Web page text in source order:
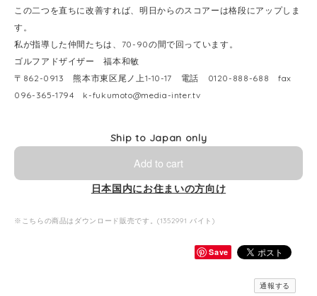
この二つを直ちに改善すれば、明日からのスコアーは格段にアップしま
す。
私が指導した仲間たちは、70-90の間で回っています。
ゴルフアドザイザー 福本和敏
〒862-0913 熊本市東区尾ノ上1-10-17 電話 0120-888-688 fax
096-365-1794 k-fukumoto@media-inter.tv
Ship to Japan only
Add to cart
日本国内にお住まいの方向け
※こちらの商品はダウンロード販売です。(1352991 バイト)
Save
通報する